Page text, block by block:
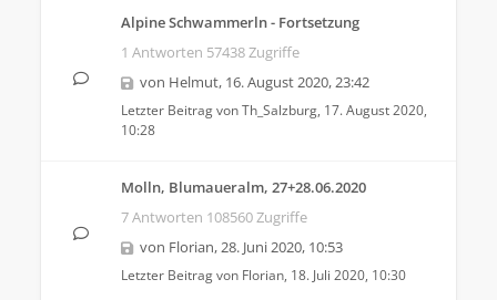
Alpine Schwammerln - Fortsetzung
1 Antworten 57438 Zugriffe
von Helmut, 16. August 2020, 23:42
Letzter Beitrag vonTh_Salzburg, 17. August 2020,
10:28
Molln, Blumaueralm, 27+28.06.2020
7 Antworten 108560 Zugriffe
von Florian,28. Juni 2020, 10:53
Letzter Beitrag von Florian, 18. Juli 2020, 10:30